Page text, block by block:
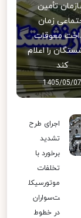
تأمین
زمان
معوقات
را اعلام
کند
1405/
اجرای طرح
تشدید
برخورد با
تخلفات
موتورسیکل
ت‌سواران
در خطوط